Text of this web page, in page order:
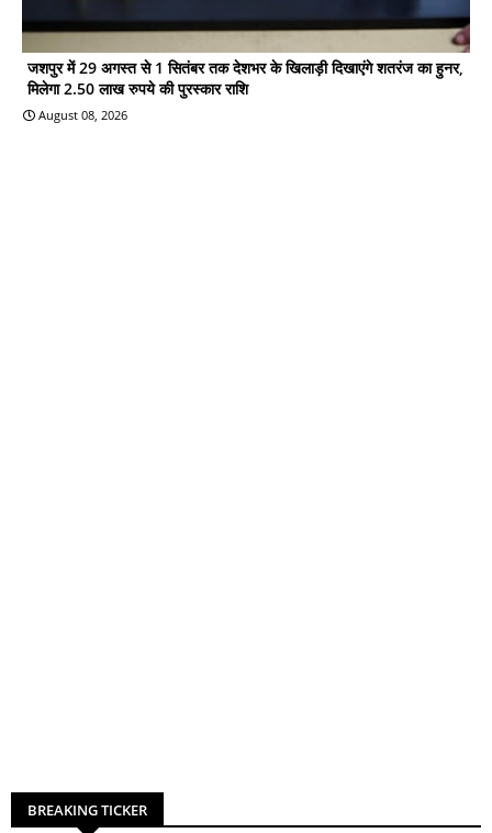
जशपुर में 29 अगस्त से 1 सितंबर तक देशभर के खिलाड़ी दिखाएंगे शतरंज का हुनर,
मिलेगा 2.50 लाख रुपये की पुरस्कार राशि
August 08, 2026
BREAKING TICKER